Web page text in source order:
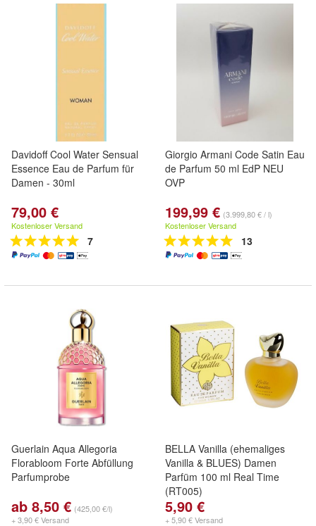
Davidoff Cool Water Sensual
Essence Eau de Parfum für
Damen - 30ml
79,00 €
Kostenloser Versand
7
Giorgio Armani Code Satin Eau
de Parfum 50 ml EdP NEU
OVP
199,99 € (3.999,80 € / l)
Kostenloser Versand
13
Guerlain Aqua Allegoria
Florabloom Forte Abfüllung
Parfumprobe
ab 8,50 € (425,00 €/l)
+ 3,90 € Versand
BELLA Vanilla (ehemaliges
Vanilla & BLUES) Damen
Parfüm 100 ml Real Time
(RT005)
5,90 €
+ 5,90 € Versand